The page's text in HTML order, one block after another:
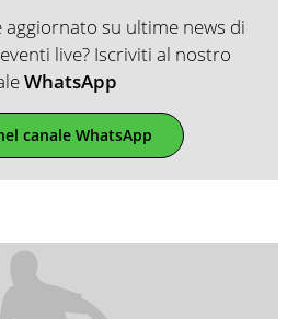
aggiornato su ultime news di
live? Iscriviti al nostro
WhatsApp
canale WhatsApp